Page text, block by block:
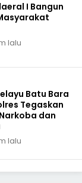
I Bangun
lalu
Batu Bara
Tegaskan
dan
lalu